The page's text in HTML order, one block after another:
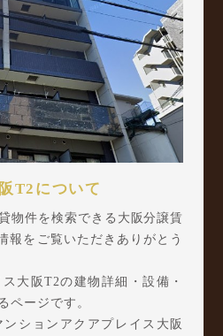
T2について
物件を検索できる大阪分譲賃
報をご覧いただきありがとう
大阪T2の建物詳細・設備・
ページです。
ションアクアプレイス大阪